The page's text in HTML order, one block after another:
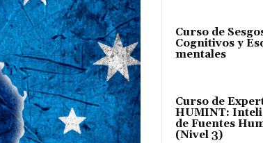
Curso de
Cognitivos y
mentales
Curso de
HUMINT:
de Fuentes
(Nivel 3)